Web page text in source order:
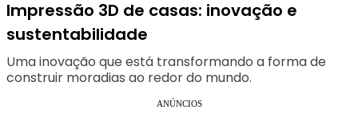
Impressão 3D de casas: inovação e
sustentabilidade
Uma inovação que está transformando a forma de
construir moradias ao redor do mundo.
ANÚNCIOS